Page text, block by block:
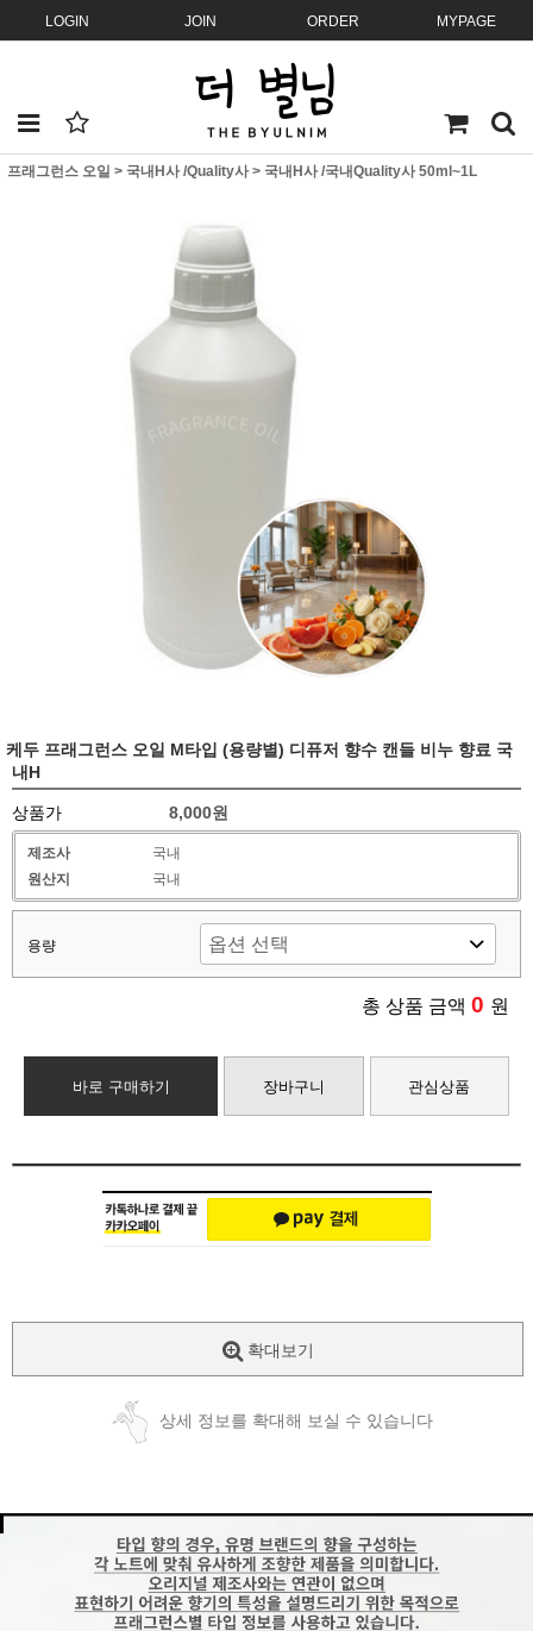
LOGIN JOIN ORDER MYPAGE
프래그런스 오일 > 국내H사 /Quality사> 국내H사 /국내Quality사 50ml~1L
케두 프래그런스 오일 M타입 (용량별) 디퓨저 향수 캔들 비누 향료 국
내H
상품가 8,000원
제조사
국내
원산지
국내
용량
총 상품 금액 0 원
바로 구매하기 장바구니 관심상품
확대보기
상세 정보를 확대해 보실 수 있습니다